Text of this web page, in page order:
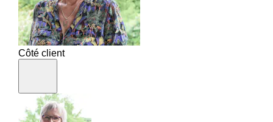
Côté client